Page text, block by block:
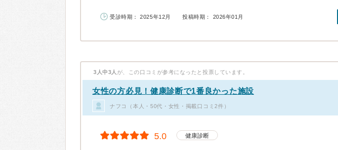
受診時期： 2025年12月 投稿時期： 2026年01月
3人中3人 が、この口コミが参考になったと投票しています。
女性の方必見！健康診断で1番良かった施設
ナフコ（本人・50代・女性・掲載口コミ2件）
5.0 健康診断